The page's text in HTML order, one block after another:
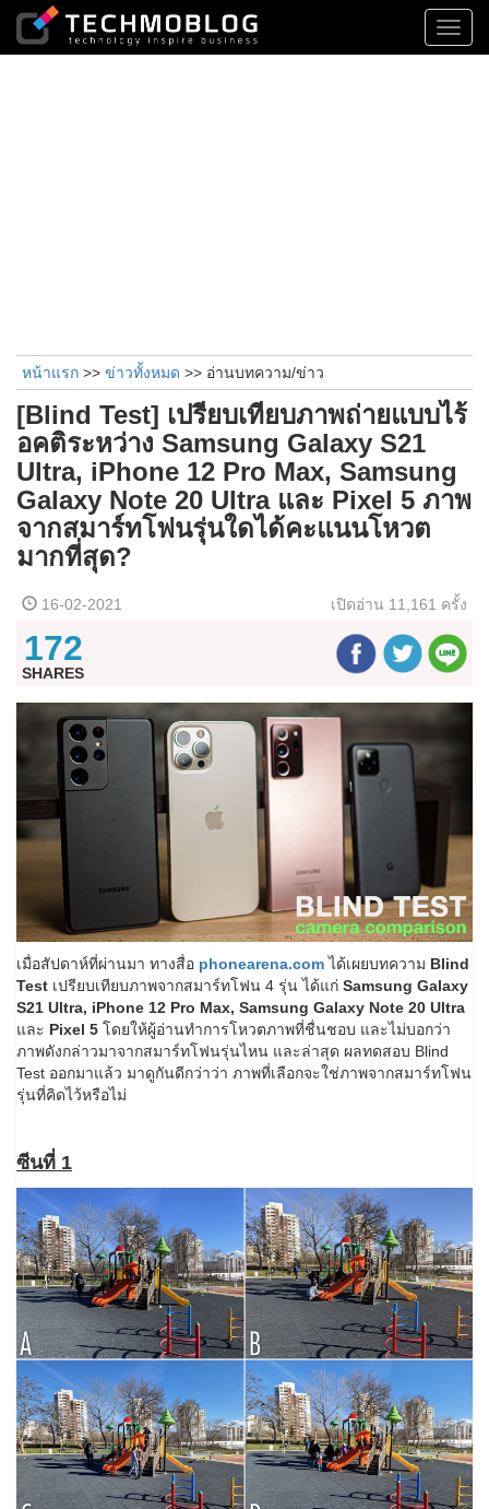
หน้าแรก >> ข่าวทั้งหมด >> อ่านบทความ/ข่าว
[Blind Test] เปรียบเทียบภาพถ่ายแบบไร้
อคติระหว่าง Samsung Galaxy S21
Ultra, iPhone 12 Pro Max, Samsung
Galaxy Note 20 Ultra และ Pixel 5 ภาพ
จากสมาร์ทโฟนรุ่นใดได้คะแนนโหวต
มากที่สุด?
16-02-2021 เปิดอ่าน 11,161 ครั้ง
172
SHARES
เมื่อสัปดาห์ที่ผ่านมา ทางสื่อ phonearena.comได้เผยบทความ Blind
Test เปรียบเทียบภาพจากสมาร์ทโฟน 4 รุ่น ได้แก่ Samsung Galaxy
S21 Ultra, iPhone 12 Pro Max, Samsung Galaxy Note 20 Ultra
และ Pixel 5 โดยให้ผู้อ่านทำการโหวตภาพที่ชื่นชอบ และไม่บอกว่า
ภาพดังกล่าวมาจากสมาร์ทโฟนรุ่นไหน และล่าสุด ผลทดสอบ Blind
Test ออกมาแล้ว มาดูกันดีกว่าว่า ภาพที่เลือกจะใช่ภาพจากสมาร์ทโฟน
รุ่นที่คิดไว้หรือไม่
ซีนที่ 1